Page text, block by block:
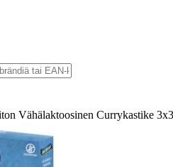
Vähälaktoosinen Currykastike